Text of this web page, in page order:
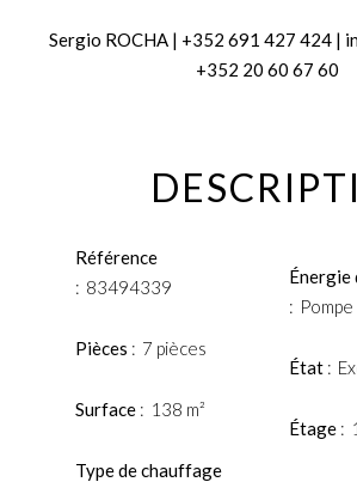
Sergio ROCHA | +352 691 427 424 |
+352 20 60 67 60
Référence
83494339
Pièces 7 pièces
Surface 138 m²
Type de chauffage
Énergie
État
Étage